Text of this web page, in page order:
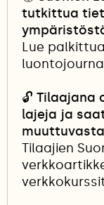
tutkittua
Lue
🔓 Tilaajana
lajeja ja
Tilaajien